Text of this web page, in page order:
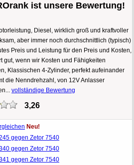
ist unsere Bewertung!
Diesel, wirklich groß und kraftvoller
aber immer noch durchschnittlich (typisch)
Preis und Leistung für den Preis und Kosten,
gut, wenn wir Kosten und Fähigkeiten
Klassischen 4-Zylinder, perfekt aufeinander
die Nenndrehzahl, von 12V Anlasser
vollständige Bewertung
3,26
Neu!
gegen Zetor 7540
gegen Zetor 7540
gegen Zetor 7540